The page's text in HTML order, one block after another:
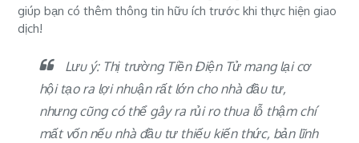
giúp bạn có thêm thông tin hữu ích trước khi thực hiện giao
dịch!
Lưu ý: Thị trường Tiền Điện Tử mang lại cơ
hội tạo ra lợi nhuận rất lớn cho nhà đầu tư,
nhưng cũng có thể gây ra rủi ro thua lỗ thậm chí
mất vốn nếu nhà đầu tư thiếu kiến thức, bản lĩnh